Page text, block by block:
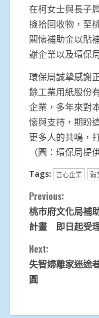
在柯女士與長子
撿拾回收物，至
關懷補助金以貼
謝企業以及環保
環保局誠摯感謝
餘工業用紙股份
企業，多年來對
懷與支持，期盼
更多人的共鳴，
（圖：環保局提供
Tags: 善心企業 弱
Continue
Reading
Previous:
桃市府文化局補
計畫 即日起受
Next:
失智婦離家迷途
圓